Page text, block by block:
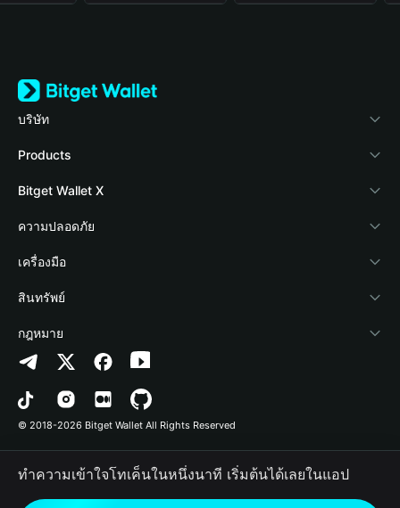
บริษัท
เกี่ยวกับ Bitget Wallet
Blog
Academy
ข่าวสารด้านคริปโต
ศูนย์ช่วยเหลือ
ติดต่อเรา
ทรัพยากรข้อมูลของแบรนด์
อาชีพ
Products
Crypto Card
Stablecoin Earn
Payfi Crypto
Crypto Swap API
Altcoin Season Index
Prediction Markets
DApp
RWA
Bitget Wallet X
นักพัฒนา
เชื่อมต่อ Wallet
Bitget Wallet Pay
ลิสต์โปรเจกต์
ความปลอดภัย
Protection Fund
เทคโนโลยีความปลอดภัย
เครื่องมือ
ซื้อคริปโต
การตรวจจับการอนุญาต
การตรวจจับสัญญา
การโอนเป็นชุด
สินทรัพย์
Arbitrum
Avalanche
Bitcoin
Polygon
กฎหมาย
นโยบายความเป็นส่วนตัว
ข้อตกลงในการใช้บริการ
© 2018-2026 Bitget Wallet All Rights Reserved
ทำความเข้าใจโทเค็นในหนึ่งนาที เริ่มต้นได้เลยในแอป